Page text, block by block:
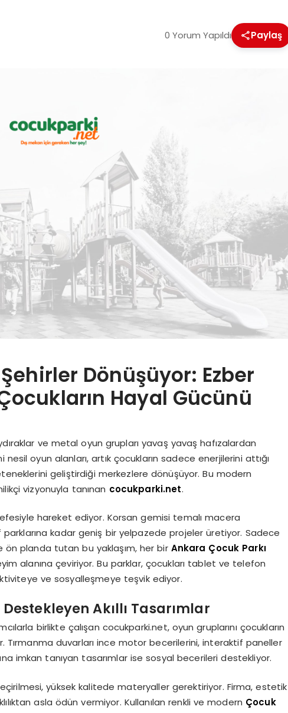
0 Yorum Yapıldı Paylaş
Dönüşüyor: Ezber
Hayal Gücünü
ve metal oyun grupları yavaş yavaş hafızalardan
oyun alanları, artık çocukların sadece enerjilerini attığı
geliştirdiği merkezlere dönüşüyor. Bu modern
vizyonuyla tanınan cocukparki.net.
hareket ediyor. Korsan gemisi temalı macera
kadar geniş bir yelpazede projeler üretiyor. Sadece
ön planda tutan bu yaklaşım, her bir Ankara Çocuk Parkı
alanına çeviriyor. Bu parklar, çocukları tablet ve telefon
ve sosyalleşmeye teşvik ediyor.
Akıllı Tasarımlar
birlikte çalışan cocukparki.net, oyun gruplarını çocukların
Tırmanma duvarları ince motor becerilerini, interaktif paneller
imkan tanıyan tasarımlar ise sosyal becerileri destekliyor.
yüksek kalitede materyaller gerektiriyor. Firma, estetik
asla ödün vermiyor. Kullanılan renkli ve modern Çocuk